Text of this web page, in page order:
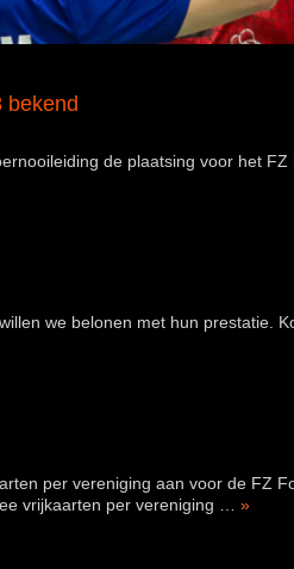
bekend
de plaatsing voor het
we belonen met hun prestatie.
per vereniging aan voor de FZ
vrijkaarten per vereniging … »